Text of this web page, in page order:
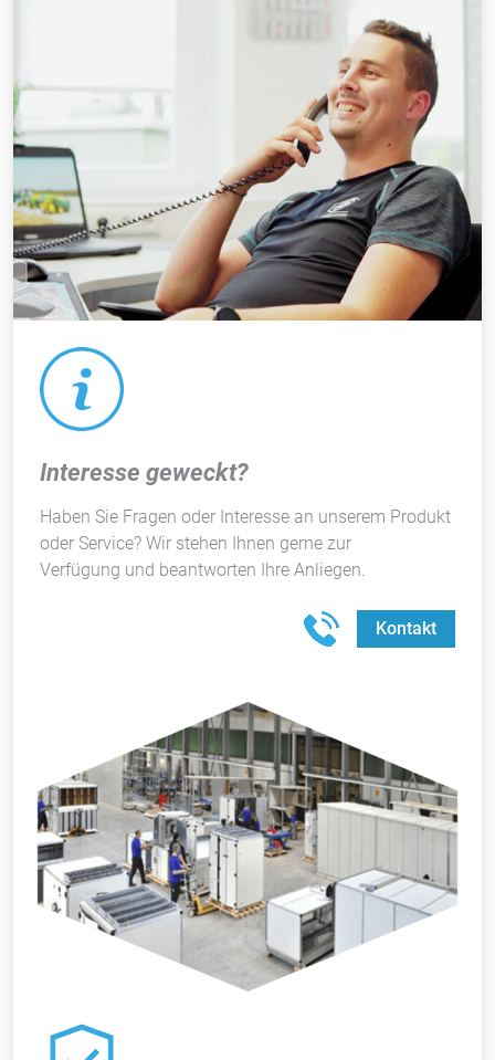
Interesse geweckt?
Haben Sie Fragen oder Interesse an unserem Produkt
oder Service? Wir stehen Ihnen gerne zur
Verfügung und beantworten Ihre Anliegen.
Kontakt